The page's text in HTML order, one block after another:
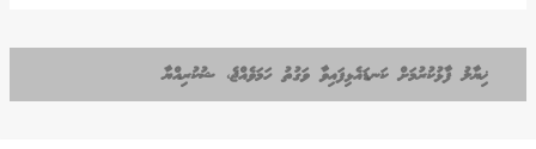
ޚިޔާލު ފާޅުކުރުމަށް ކަނޑައެޅިފައިވާ ވަގުތު ހަމަވެއްޖެ، ޝުކުރިއްޔާ